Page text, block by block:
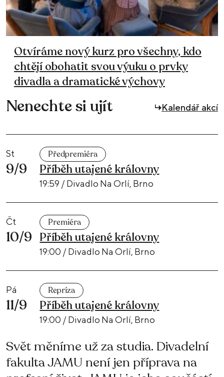
Otvíráme nový kurz pro všechny, kdo
chtějí obohatit svou výuku o prvky
divadla a dramatické výchovy
Nenechte si ujít Kalendář akcí
St
9/9 Příběh utajené královny
19:59 / Divadlo Na Orlí, Brno
Předpremiéra
Čt
10/9 Příběh utajené královny
19:00 / Divadlo Na Orlí, Brno
Premiéra
Pá
11/9 Příběh utajené královny
19:00 / Divadlo Na Orlí, Brno
Repríza
Svět měníme už za studia. Divadelní
fakulta JAMU není jen příprava na